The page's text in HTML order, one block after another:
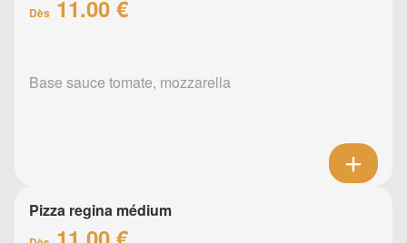
Dès 11.00 €
Base sauce tomate, mozzarella
Pizza regina médium